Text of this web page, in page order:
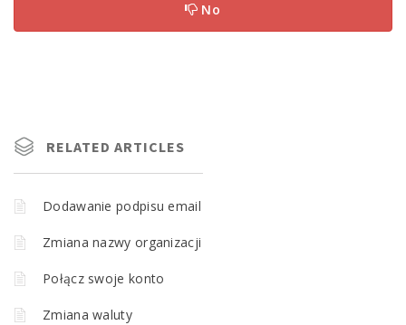
No
RELATED ARTICLES
Dodawanie podpisu email
Zmiana nazwy organizacji
Połącz swoje konto
Zmiana waluty